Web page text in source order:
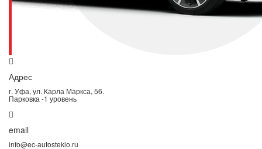
Адрес
г. Уфа, ул. Карла Маркса, 56.
Парковка -1 уровень
email
info@ec-autosteklo.ru